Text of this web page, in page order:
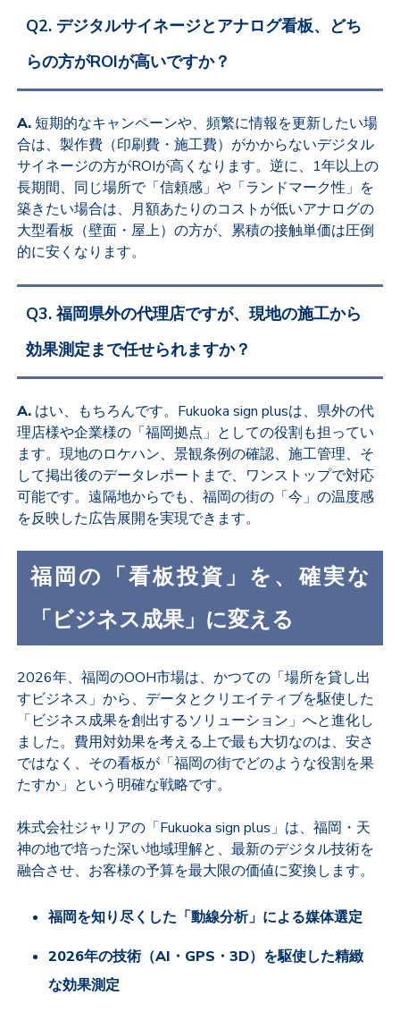
Q2. デジタルサイネージとアナログ看板、どち
らの方がROIが高いですか？
A.短期的なキャンペーンや、頻繁に情報を更新したい場
合は、製作費（印刷費・施工費）がかからないデジタル
サイネージの方がROIが高くなります。逆に、1年以上の
長期間、同じ場所で「信頼感」や「ランドマーク性」を
築きたい場合は、月額あたりのコストが低いアナログの
大型看板（壁面・屋上）の方が、累積の接触単価は圧倒
的に安くなります。
Q3. 福岡県外の代理店ですが、現地の施工から
効果測定まで任せられますか？
A. はい、もちろんです。Fukuoka sign plusは、県外の代
理店様や企業様の「福岡拠点」としての役割も担ってい
ます。現地のロケハン、景観条例の確認、施工管理、そ
して掲出後のデータレポートまで、ワンストップで対応
可能です。遠隔地からでも、福岡の街の「今」の温度感
を反映した広告展開を実現できます。
福岡の「看板投資」を、確実な
「ビジネス成果」に変える
2026年、福岡のOOH市場は、かつての「場所を貸し出
すビジネス」から、データとクリエイティブを駆使した
「ビジネス成果を創出するソリューション」へと進化し
ました。費用対効果を考える上で最も大切なのは、安さ
ではなく、その看板が「福岡の街でどのような役割を果
たすか」という明確な戦略です。
株式会社ジャリアの「Fukuoka sign plus」は、福岡・天
神の地で培った深い地域理解と、最新のデジタル技術を
融合させ、お客様の予算を最大限の価値に変換します。
福岡を知り尽くした「動線分析」による媒体選定
2026年の技術（AI・GPS・3D）を駆使した精緻
な効果測定